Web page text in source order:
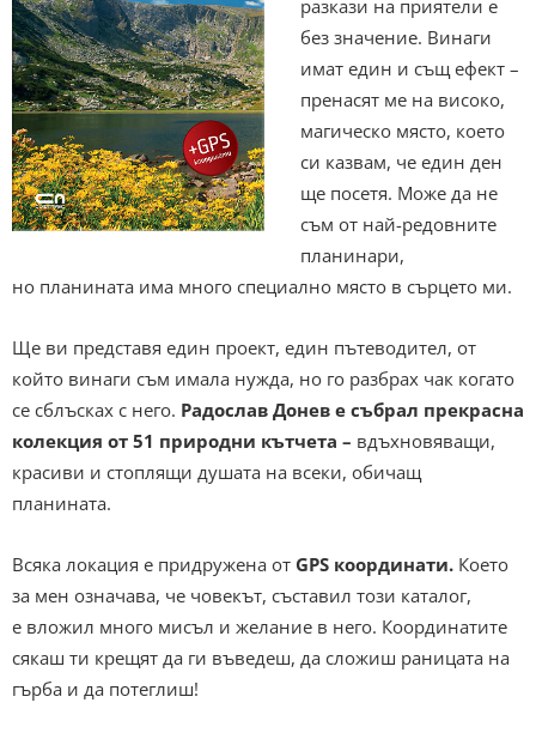
разкази на приятели е
без значение. Винаги
имат един и същ ефект –
пренасят ме на високо,
магическо място, което
си казвам, че един ден
ще посетя. Може да не
съм от най-редовните
планинари,
но планината има много специално място в сърцето ми.
Ще ви представя един проект, един пътеводител, от
който винаги съм имала нужда, но го разбрах чак когато
се сблъсках с него. Радослав Донев е събрал прекрасна
колекция от 51 природни кътчета – вдъхновяващи,
красиви и стоплящи душата на всеки, обичащ
планината.
Всяка локация е придружена от GPS координати. Което
за мен означава, че човекът, съставил този каталог,
е вложил много мисъл и желание в него. Координатите
сякаш ти крещят да ги въведеш, да сложиш раницата на
гърба и да потеглиш!